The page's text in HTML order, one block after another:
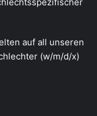
auf all unseren
(w/m/d/x)